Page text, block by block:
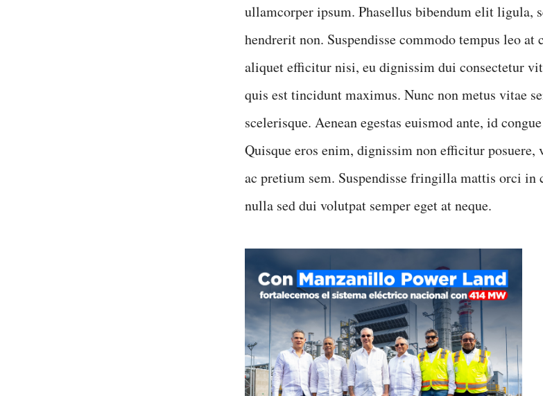
ullamcorper ipsum. Phasellus bibendum elit ligula,
hendrerit non. Suspendisse commodo tempus leo at
aliquet efficitur nisi, eu dignissim dui consectetur
quis est tincidunt maximus. Nunc non metus vitae
scelerisque. Aenean egestas euismod ante, id
Quisque eros enim, dignissim non efficitur
ac pretium sem. Suspendisse fringilla mattis orci in
nulla sed dui volutpat semper eget at neque.